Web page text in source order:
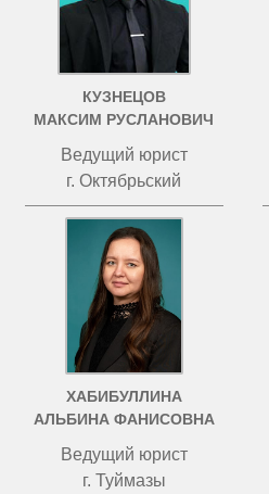
КУЗНЕЦОВ
МАКСИМ РУСЛАНОВИЧ
Ведущий юрист
г. Октябрьский
ХАБИБУЛЛИНА
АЛЬБИНА ФАНИСОВНА
Ведущий юрист
г. Туймазы